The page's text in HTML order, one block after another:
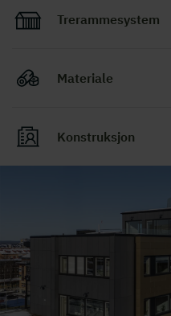
Trerammesystem
Materiale
Konstruksjon